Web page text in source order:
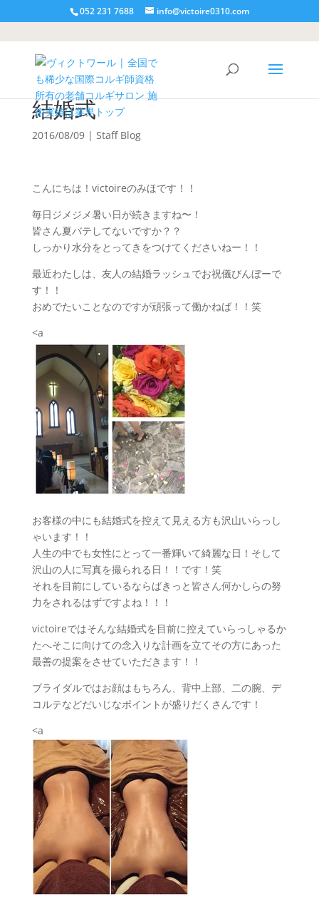
052 231 7688 info@victoire0310.com
結婚式
2016/08/09| Staff Blog
こんにちは！victoireのみほです！！
毎日ジメジメ暑い日が続きますね〜！
皆さん夏バテしてないですか？？
しっかり水分をとってきをつけてくださいねー！！
最近わたしは、友人の結婚ラッシュでお祝儀びんぼーで
す！！
おめでたいことなのですが頑張って働かねば！！笑
<a
お客様の中にも結婚式を控えて見える方も沢山いらっし
ゃいます！！
人生の中でも女性にとって一番輝いて綺麗な日！そして
沢山の人に写真を撮られる日！！です！笑
それを目前にしているならばきっと皆さん何かしらの努
力をされるはずですよね！！！
victoireではそんな結婚式を目前に控えていらっしゃるか
たへそこに向けての念入りな計画を立てその方にあった
最善の提案をさせていただきます！！
ブライダルではお顔はもちろん、背中上部、二の腕、デ
コルテなどだいじなポイントが盛りだくさんです！
<a